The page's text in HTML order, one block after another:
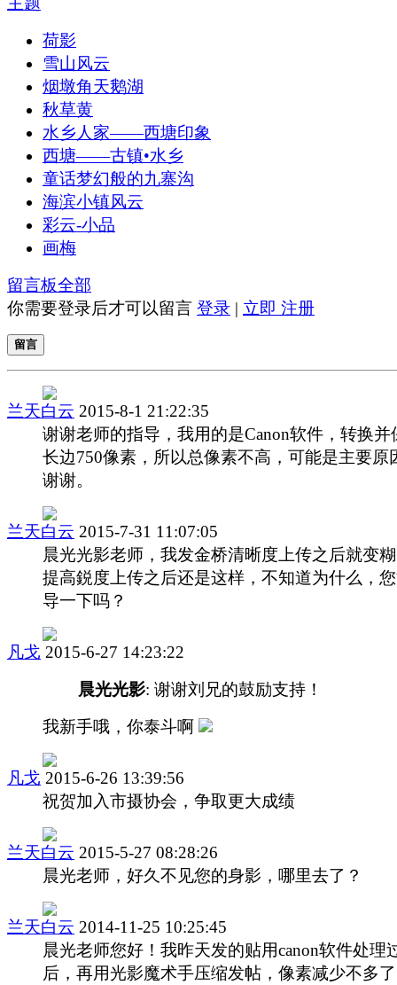
荷影
雪山风云
烟墩角天鹅湖
秋草黄
水乡人家——西塘印象
西塘——古镇•水乡
童话梦幻般的九寨沟
海滨小镇风云
彩云-小品
画梅
留言板全部
你需要登录后才可以留言 登录 | 立即 注册
留言
兰天白云 2015-8-1 21:22:35
谢谢老师的指导，我用的是Canon软件，转换并
长边750像素，所以总像素不高，可能是主要原
谢谢。
兰天白云 2015-7-31 11:07:05
晨光光影老师，我发金桥清晰度上传之后就变
提高鋭度上传之后还是这样，不知道为什么，
导一下吗？
凡戈 2015-6-27 14:23:22
晨光光影: 谢谢刘兄的鼓励支持！
我新手哦，你泰斗啊
凡戈 2015-6-26 13:39:56
祝贺加入市摄协会，争取更大成绩
兰天白云 2015-5-27 08:28:26
晨光老师，好久不见您的身影，哪里去了？
兰天白云 2014-11-25 10:25:45
晨光老师您好！我昨天发的贴用canon软件处理
后，再用光影魔术手压缩发帖，像素减少不多